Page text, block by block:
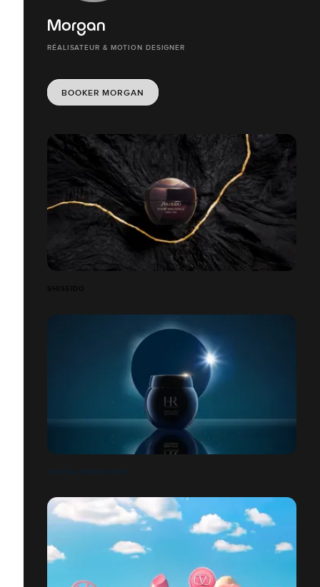
Morgan
RÉALISATEUR & MOTION DESIGNER
BOOKER MORGAN
SHISEIDO
HELENA RUBINSTEIN